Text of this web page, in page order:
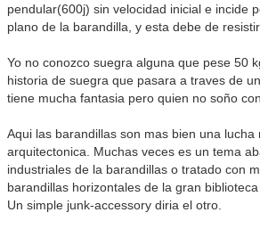
pendular(600j) sin velocidad inicial e incide
plano de la barandilla, y esta debe de
Yo no conozco suegra alguna que pese 50
historia de suegra que pasara a traves de
tiene mucha fantasia pero quien no soño
Aqui las barandillas son mas bien una
arquitectonica. Muchas veces es un tema
industriales de la barandillas o tratado con
barandillas horizontales de la gran
Un simple junk-accessory diria el otro.